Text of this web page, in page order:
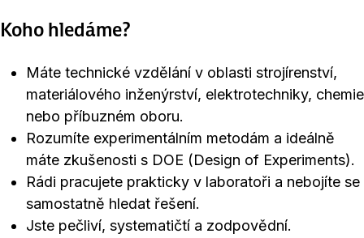
Koho hledáme?
Máte technické vzdělání v oblasti strojírenství,
materiálového inženýrství, elektrotechniky, chemie
nebo příbuzném oboru.
Rozumíte experimentálním metodám a ideálně
máte zkušenosti s DOE (Design of Experiments).
Rádi pracujete prakticky v laboratoři a nebojíte se
samostatně hledat řešení.
Jste pečliví, systematičtí a zodpovědní.